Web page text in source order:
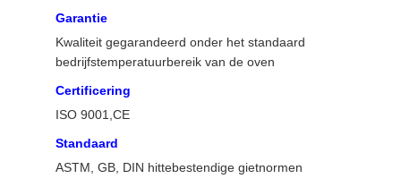
Garantie
Kwaliteit gegarandeerd onder het standaard
bedrijfstemperatuurbereik van de oven
Certificering
ISO 9001,CE
Standaard
ASTM, GB, DIN hittebestendige gietnormen